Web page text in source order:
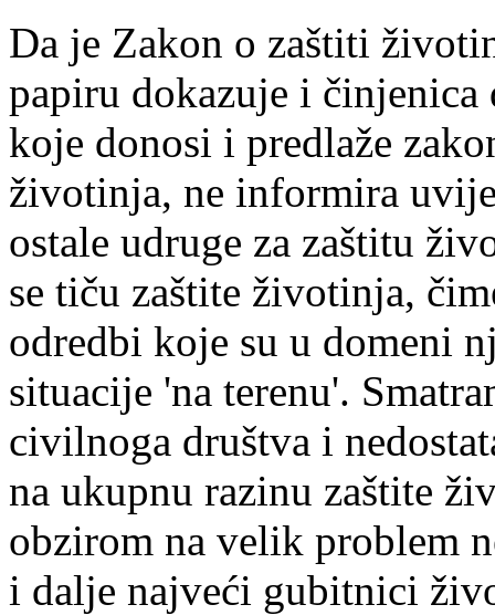
Da je Zakon o zaštiti
papiru dokazuje i
koje donosi i predlaže
životinja, ne informira
ostale udruge za zaštitu
se tiču zaštite životinja,
odredbi koje su u domeni
situacije 'na terenu'.
civilnoga društva i
na ukupnu razinu zaštite
obzirom na velik problem
i dalje najveći gubitnici